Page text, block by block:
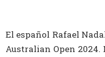
El español Rafael
Australian Open